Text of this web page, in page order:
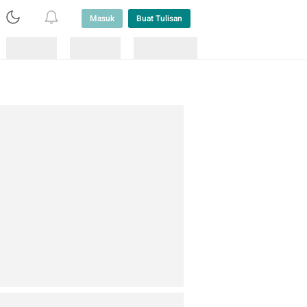
Masuk Buat Tulisan